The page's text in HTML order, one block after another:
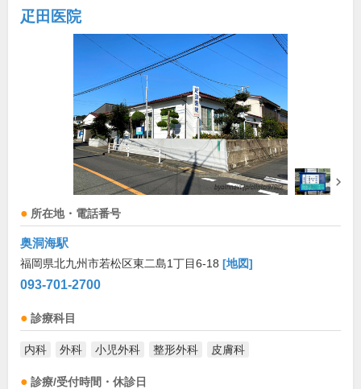
疋田医院
所在地・電話番号
奥洞海駅
福岡県北九州市若松区東二島1丁目6-18 [地図]
093-701-2700
診療科目
内科 外科 小児外科 整形外科 皮膚科
診療/受付時間・休診日